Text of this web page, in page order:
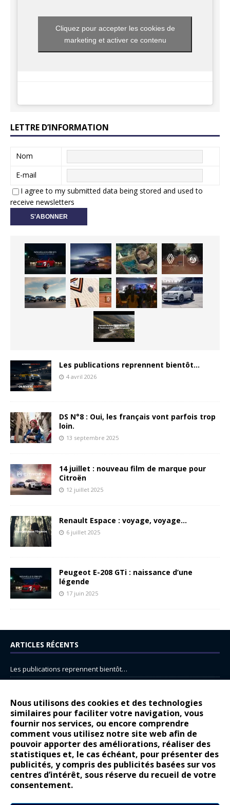
Nous utilisons des cookies et des technologies
similaires pour faciliter votre navigation, vous
fournir nos services, ou encore comprendre
comment vous utilisez notre site web afin de
pouvoir apporter des améliorations, réaliser des
statistiques et, le cas échéant, pour présenter des
publicités, y compris des publicités basées sur vos
centres d’intérêt, sous réserve du recueil de votre
consentement.
Cliquez pour accepter les cookies de
marketing et activer ce contenu
LETTRE D’INFORMATION
Nom
E-mail
I agree to my submitted data being stored and used to
receive newsletters
Les publications reprennent bientôt…
4 avril 2026
DS N°8 : Oui, les français vont parfois trop
loin.
13 septembre 2025
14 juillet : nouveau film de marque pour
Citroën
12 juillet 2025
Renault Espace : voyage, voyage…
6 juillet 2025
Peugeot E-208 GTi : naissance d’une
légende
17 juin 2025
ARTICLES RÉCENTS
Les publications reprennent bientôt…
14 juillet : nouveau film de marque pour Citroën
Renault Espace : voyage, voyage…
Peugeot E-208 GTi : naissance d’une légende
COMMENTAIRES RÉCENTS
Bernard DardartdansDacia Sandero : pour les gens vrais